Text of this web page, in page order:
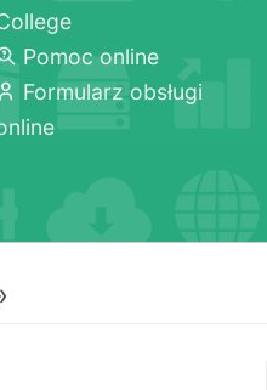
Pomoc online
Formularz obsługi